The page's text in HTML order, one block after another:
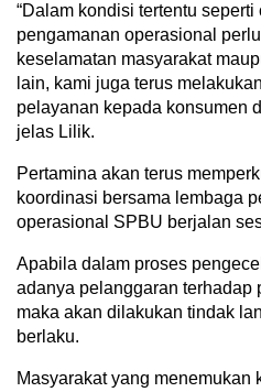
“Dalam kondisi tertentu
pengamanan operasional
keselamatan masyarakat
lain, kami juga terus
pelayanan kepada konsumen
jelas Lilik.
Pertamina akan terus
koordinasi bersama lembaga
operasional SPBU berjalan
Apabila dalam proses
adanya pelanggaran terhadap
maka akan dilakukan tindak
berlaku.
Masyarakat yang menemukan